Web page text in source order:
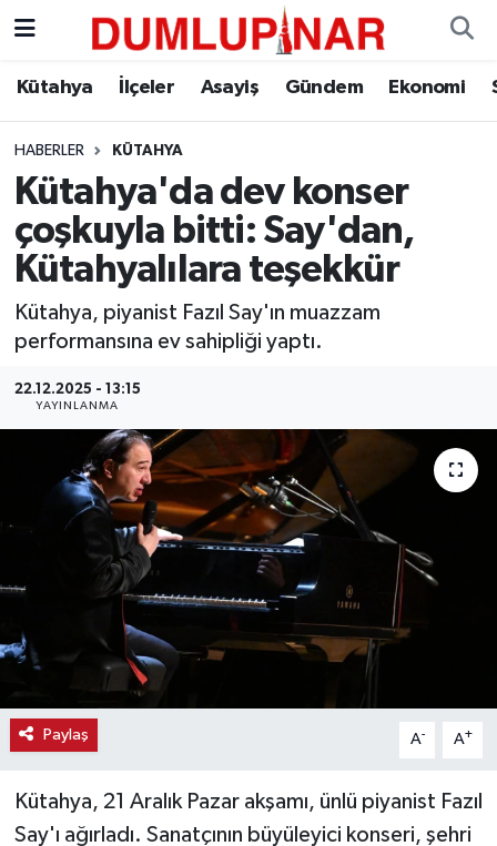
Kütahya İlçeler Asayiş Gündem Ekonomi
HABERLER KÜTAHYA
Kütahya'da dev konser
çoşkuyla bitti: Say'dan,
Kütahyalılara teşekkür
Kütahya, piyanist Fazıl Say'ın muazzam
performansına ev sahipliği yaptı.
22.12.2025 - 13:15
YAYINLANMA
Paylaş A- A+
Kütahya, 21 Aralık Pazar akşamı, ünlü piyanist Fazıl
Say'ı ağırladı. Sanatçının büyüleyici konseri, şehri
Asayiş
Diğer
Dünya
Eğitim
Ekonomi
Gündem
Haber
Haber İlanlar
Kültür-Sanat
Magazin
Sağlık
Kütahya Hava Durumu
Kütahya Trafik Yoğunluk Haritası
Süper Lig Puan Durumu ve Fikstür
Tüm Manşetler
Son Dakika Haberleri